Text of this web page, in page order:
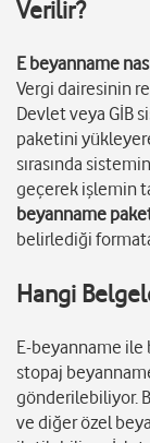
Verilir?
E beyanname
Vergi dairesinin
Devlet veya GİB
paketini
sırasında
geçerek işlemin
beyanname
belirlediği
Hangi
E-beyanname ile
stopaj
gönderilebiliyor.
ve diğer özel